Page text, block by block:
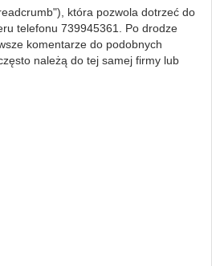
która pozwola dotrzeć do
telefonu 739945361. Po drodze
komentarze do podobnych
należą do tej samej firmy lub